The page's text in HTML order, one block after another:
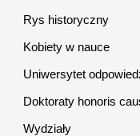
Rys historyczny
Kobiety w nauce
Uniwersytet
Doktoraty honoris
Wydziały